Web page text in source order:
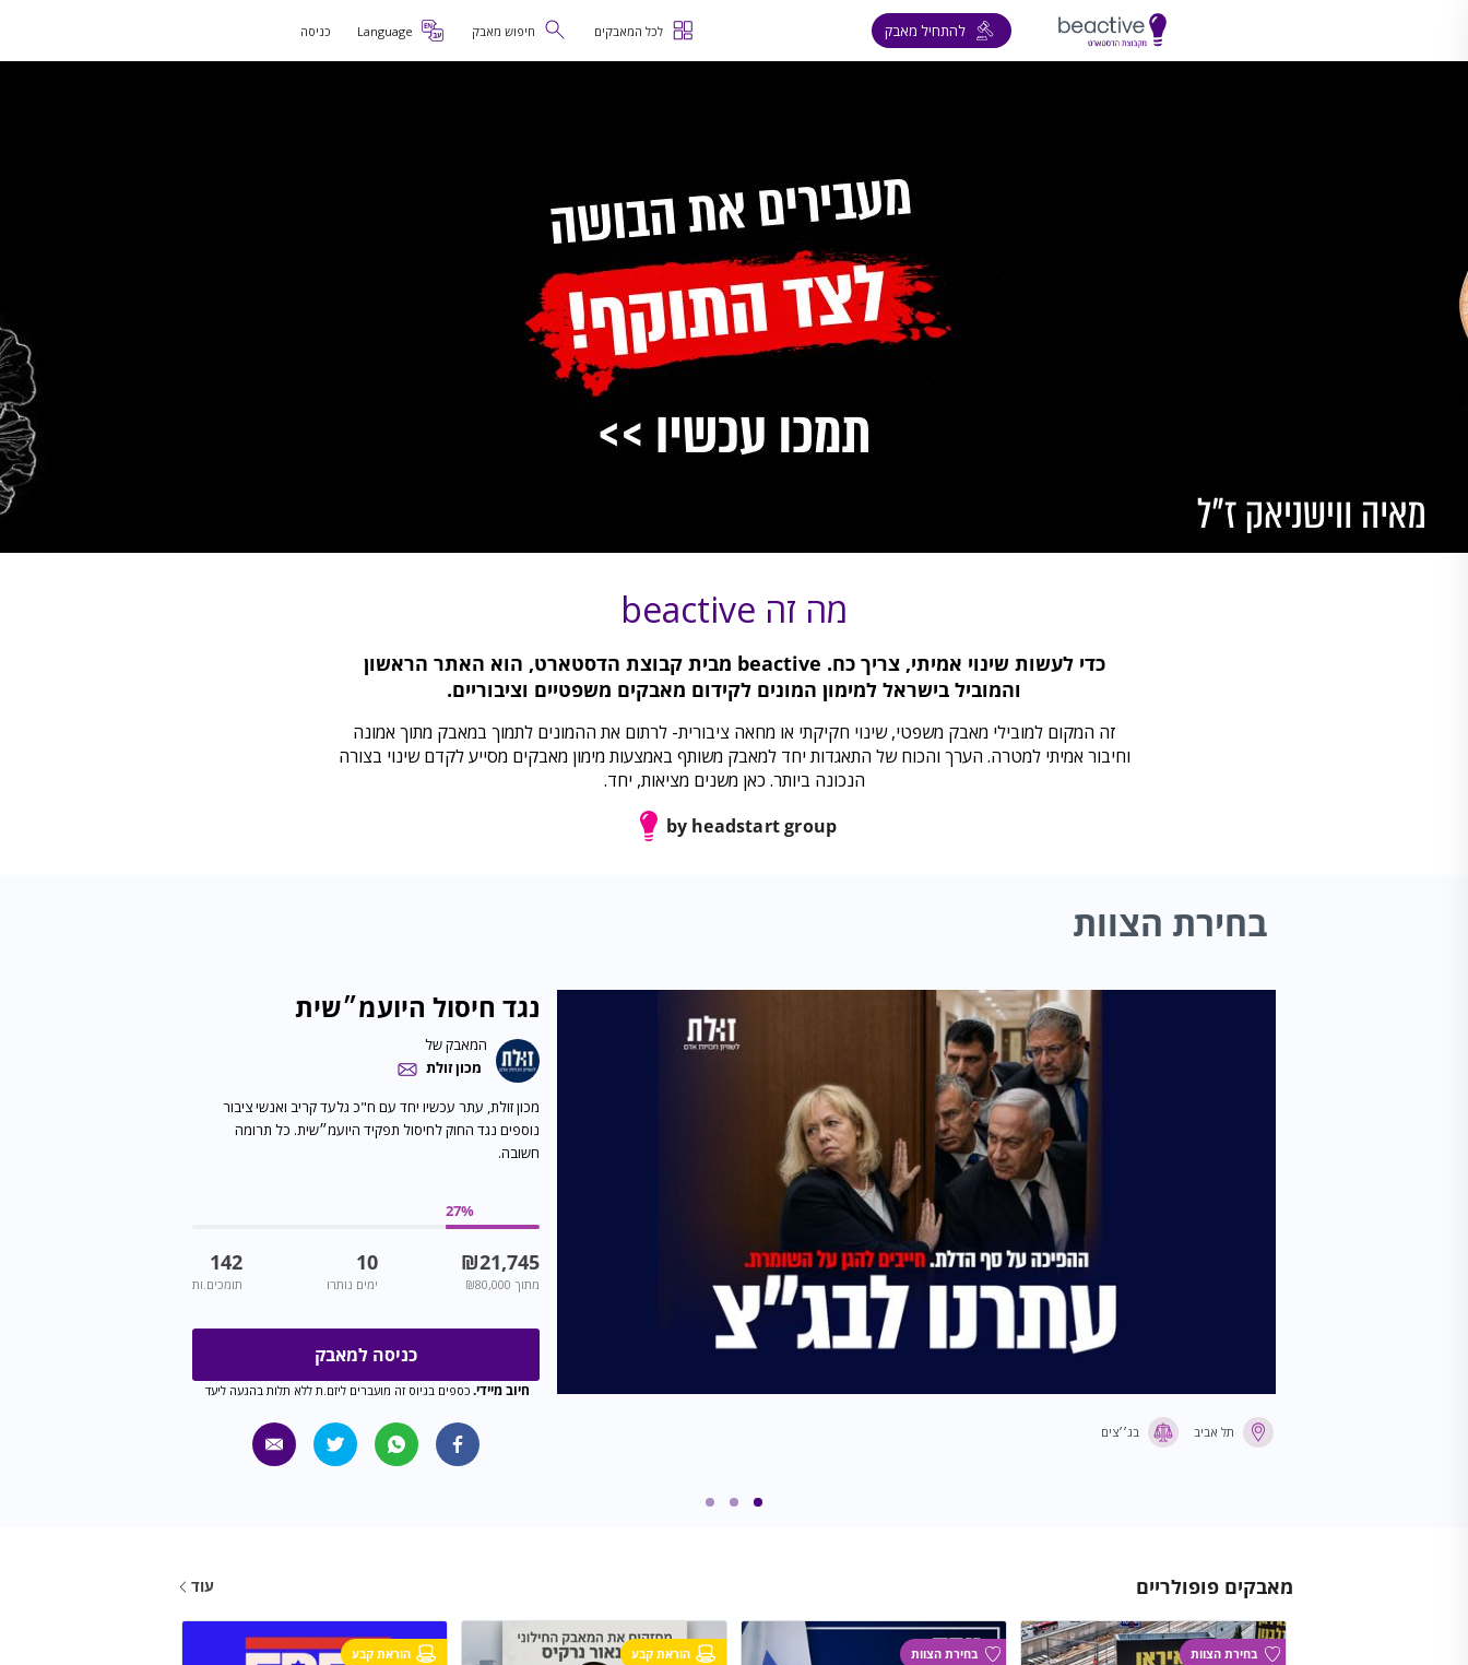
להתחיל מאבק לכל המאבקים חיפוש מאבק Language כניסה
מה זה beactive
כדי לעשות שינוי אמיתי, צריך כח. beactive מבית קבוצת הדסטארט, הוא האתר הראשון
והמוביל בישראל למימון המונים לקידום מאבקים משפטיים וציבוריים.
זה המקום למובילי מאבק משפטי, שינוי חקיקתי או מחאה ציבורית- לרתום את ההמונים לתמוך במאבק מתוך אמונה
וחיבור אמיתי למטרה. הערך והכוח של התאגדות יחד למאבק משותף באמצעות מימון מאבקים מסייע לקדם שינוי בצורה
הנכונה ביותר. כאן משנים מציאות, יחד.
by headstart group
בחירת הצוות
ת"א חברה
כישלון מוחלט
המאבק של
פורום נפגעי המחדל
אסור לתת לזה לקרות!
₪117,704
מתוך ₪100,000
81
ימים נותרו
849
תומכים.ות
כניסה למאבק
חיוב מיידי. כספים בגיוס זה מועברים ליזם.ת ללא תלות בהגעה ליעד
מאבקים פופולריים עוד
בחירת הצוות בחירת הצוות הוראת קבע הוראת קבע